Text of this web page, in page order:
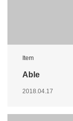
Item
Able
2018.04.17